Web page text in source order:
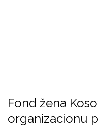
Fond žena
organizacionu